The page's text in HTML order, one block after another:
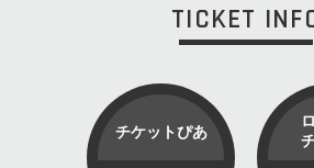
TICKET
チケットぴあ